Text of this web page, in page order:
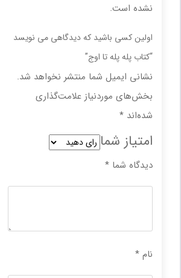
نشده است.
اولین کسی باشید که دیدگاهی می نویسد
“کتاب پله پله تا اوج”
نشانی ایمیل شما منتشر نخواهد شد.
بخش‌های موردنیاز علامت‌گذاری
*
امتیاز شما
دیدگاه شما*